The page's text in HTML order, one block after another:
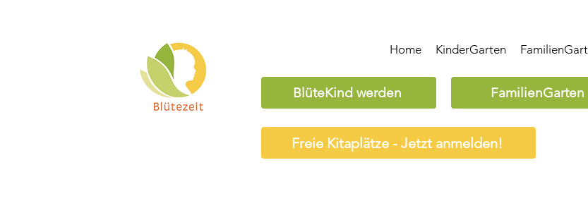
Home KinderGarten
BlüteKind werden FamilienGarten
Freie Kitaplätze - Jetzt anmelden!